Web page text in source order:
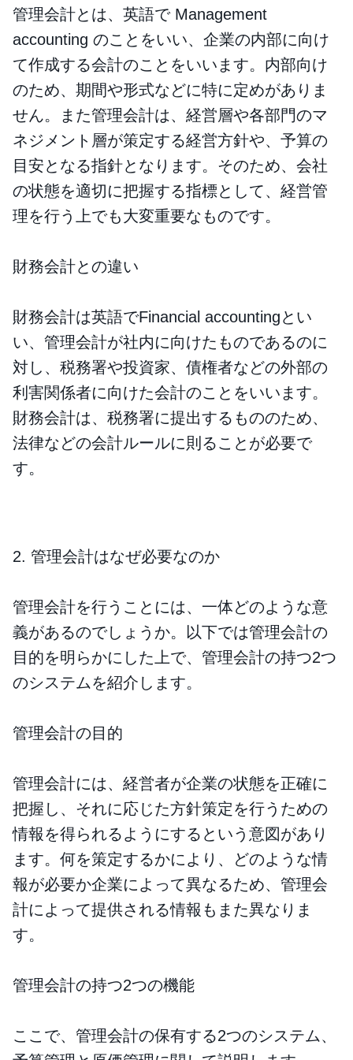
管理会計とは、英語で Management
accounting のことをいい、企業の内部に向け
て作成する会計のことをいいます。内部向け
のため、期間や形式などに特に定めがありま
せん。また管理会計は、経営層や各部門のマ
ネジメント層が策定する経営方針や、予算の
目安となる指針となります。そのため、会社
の状態を適切に把握する指標として、経営管
理を行う上でも大変重要なものです。
財務会計との違い
財務会計は英語でFinancial accountingとい
い、管理会計が社内に向けたものであるのに
対し、税務署や投資家、債権者などの外部の
利害関係者に向けた会計のことをいいます。
財務会計は、税務署に提出するもののため、
法律などの会計ルールに則ることが必要で
す。
2. 管理会計はなぜ必要なのか
管理会計を行うことには、一体どのような意
義があるのでしょうか。以下では管理会計の
目的を明らかにした上で、管理会計の持つ2つ
のシステムを紹介します。
管理会計の目的
管理会計には、経営者が企業の状態を正確に
把握し、それに応じた方針策定を行うための
情報を得られるようにするという意図があり
ます。何を策定するかにより、どのような情
報が必要か企業によって異なるため、管理会
計によって提供される情報もまた異なりま
す。
管理会計の持つ2つの機能
ここで、管理会計の保有する2つのシステム、